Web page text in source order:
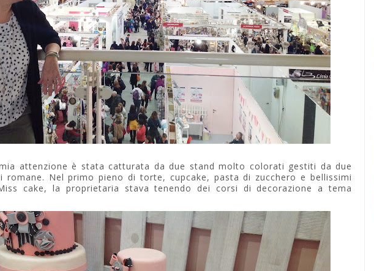
attenzione è stata catturata da due stand molto colorati gestiti da due
romane. Nel primo pieno di torte, cupcake, pasta di zucchero e bellissimi
cake, la proprietaria stava tenendo dei corsi di decorazione a tema